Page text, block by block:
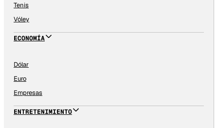
Tenis
Vóley
ECONOMÍA
Dólar
Euro
Empresas
ENTRETENIMIENTO